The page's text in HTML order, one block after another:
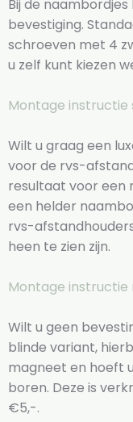
Bij de
bevestiging.
schroeven met 4
u zelf kunt kiezen
Montage
Wilt u graag een
voor de rvs-
resultaat voor een
een helder
rvs-
heen te zien zijn.
Montage
Wilt u geen
blinde variant,
magneet en hoeft
boren. Deze is
€5,-.